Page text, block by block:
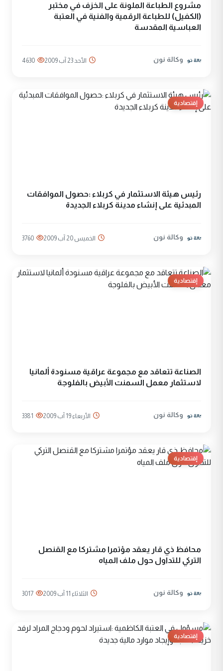
مشروع الطباعة الملونة على الخزف في مختبر
(الكفيل) للطباعة الرقمية والفنية في العتبة
العباسية المقدسة
وكالة نون الأحد 23 آب 2009 4630
إقتصادية
رئيس هيئة الاستثمار في كربلاء :حصول الموافقات
المبدئية على إنشاء مدينة كربلاء الجديدة
وكالة نون الخميس 20 آب 2009 3760
إقتصادية
الصناعة تتعاقد مع مجموعة عراقية مسنودة ألمانيا
لاستثمار معمل السمنت الأبيض بالفلوجة
وكالة نون الأربعاء 19 آب 2009 3381
إقتصادية
محافظ ذي قار يعقد مؤتمرا مشتركا مع القنصل
التركي للتداول حول ملف المياه
وكالة نون الثلاثاء 11 آب 2009 3017
إقتصادية